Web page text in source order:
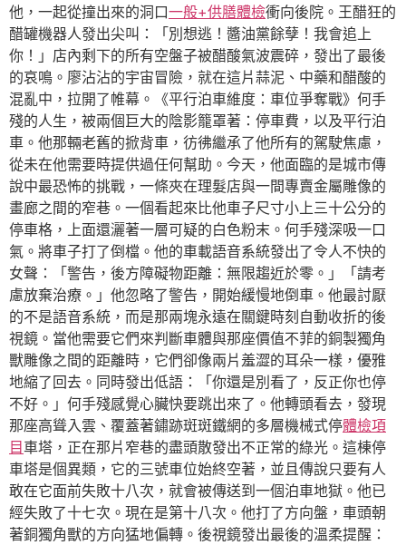
他，一起從撞出來的洞口一般+供膳體檢衝向後院。王醋狂的
醋罐機器人發出尖叫：「別想逃！醬油黨餘孽！我會追上
你！」店內剩下的所有空盤子被醋酸氣波震碎，發出了最後
的哀鳴。廖沾沾的宇宙冒險，就在這片蒜泥、中藥和醋酸的
混亂中，拉開了帷幕。《平行泊車維度：車位爭奪戰》何手
殘的人生，被兩個巨大的陰影籠罩著：停車費，以及平行泊
車。他那輛老舊的掀背車，彷彿繼承了他所有的駕駛焦慮，
從未在他需要時提供過任何幫助。今天，他面臨的是城市傳
說中最恐怖的挑戰，一條夾在理髮店與一間專賣金屬雕像的
畫廊之間的窄巷。一個看起來比他車子尺寸小上三十公分的
停車格，上面還灑著一層可疑的白色粉末。何手殘深吸一口
氣。將車子打了倒檔。他的車載語音系統發出了令人不快的
女聲：「警告，後方障礙物距離：無限趨近於零。」「請考
慮放棄治療。」他忽略了警告，開始緩慢地倒車。他最討厭
的不是語音系統，而是那兩塊永遠在關鍵時刻自動收折的後
視鏡。當他需要它們來判斷車體與那座價值不菲的銅製獨角
獸雕像之間的距離時，它們卻像兩片羞澀的耳朵一樣，優雅
地縮了回去。同時發出低語：「你還是別看了，反正你也停
不好。」何手殘感覺心臟快要跳出來了。他轉頭看去，發現
那座高聳入雲、覆蓋著鏽跡斑斑鐵網的多層機械式停體檢項
目車塔，正在那片窄巷的盡頭散發出不正常的綠光。這棟停
車塔是個異類，它的三號車位始終空著，並且傳說只要有人
敢在它面前失敗十八次，就會被傳送到一個泊車地獄。他已
經失敗了十七次。現在是第十八次。他打了方向盤，車頭朝
著銅獨角獸的方向猛地偏轉。後視鏡發出最後的溫柔提醒：